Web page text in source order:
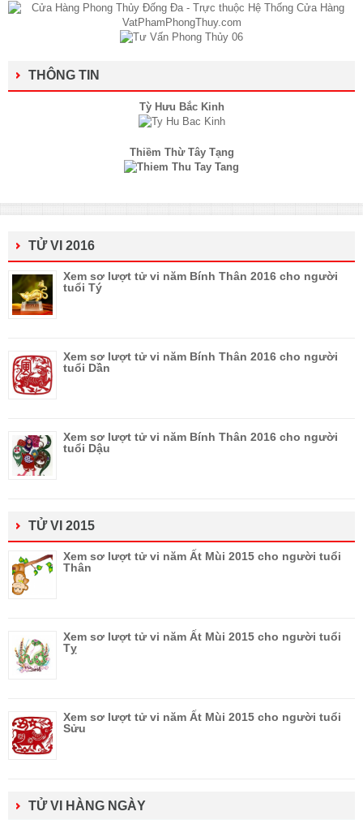
THÔNG TIN
Tỳ Hưu Bắc Kinh
Thiềm Thừ Tây Tạng
TỬ VI 2016
Xem sơ lượt tử vi năm Bính Thân 2016 cho người
tuổi Tý
Xem sơ lượt tử vi năm Bính Thân 2016 cho người
tuổi Dần
Xem sơ lượt tử vi năm Bính Thân 2016 cho người
tuổi Dậu
TỬ VI 2015
Xem sơ lượt tử vi năm Ất Mùi 2015 cho người tuổi
Thân
Xem sơ lượt tử vi năm Ất Mùi 2015 cho người tuổi
Tỵ
Xem sơ lượt tử vi năm Ất Mùi 2015 cho người tuổi
Sửu
TỬ VI HÀNG NGÀY